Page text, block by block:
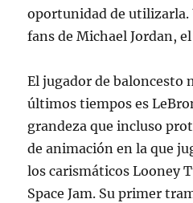
oportunidad de utilizarla.
fans de Michael Jordan,
El jugador de baloncesto
últimos tiempos es
grandeza que incluso
de animación en la que
los carismáticos Looney
Space Jam. Su primer